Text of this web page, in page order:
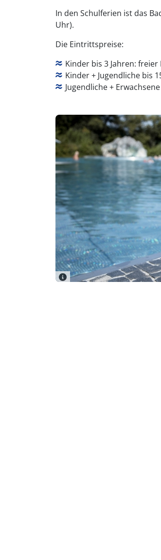
In den Schulferien ist das
Uhr).
Die Eintrittspreise:
Kinder bis 3 Jahren:
Kinder + Jugendliche bis
Jugendliche +